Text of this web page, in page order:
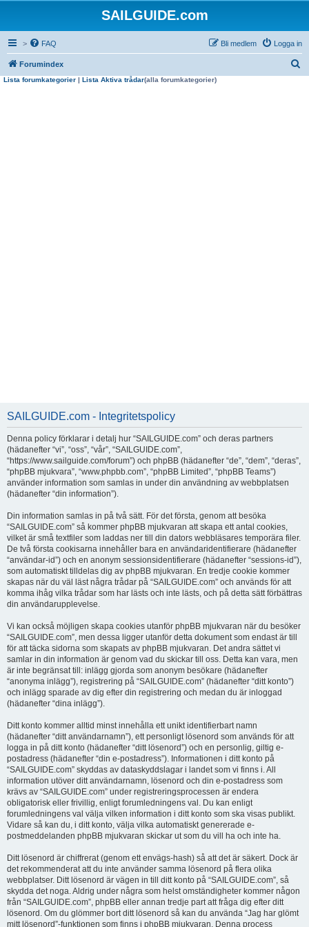
SAILGUIDE.com
> FAQ Logga in
Bli medlem
Forumindex
Lista forumkategorier | Lista Aktiva trådar(alla forumkategorier)
SAILGUIDE.com - Integritetspolicy
Denna policy förklarar i detalj hur “SAILGUIDE.com” och deras partners
(hädanefter “vi”, “oss”, “vår”, “SAILGUIDE.com”,
“https://www.sailguide.com/forum”) och phpBB (hädanefter “de”, “dem”, “deras”,
“phpBB mjukvara”, “www.phpbb.com”, “phpBB Limited”, “phpBB Teams”)
använder information som samlas in under din användning av webbplatsen
(hädanefter “din information”).
Din information samlas in på två sätt. För det första, genom att besöka
“SAILGUIDE.com” så kommer phpBB mjukvaran att skapa ett antal cookies,
vilket är små textfiler som laddas ner till din dators webbläsares temporära filer.
De två första cookisarna innehåller bara en användaridentifierare (hädanefter
“användar-id”) och en anonym sessionsidentifierare (hädanefter “sessions-id”),
som automatiskt tilldelas dig av phpBB mjukvaran. En tredje cookie kommer
skapas när du väl läst några trådar på “SAILGUIDE.com” och används för att
komma ihåg vilka trådar som har lästs och inte lästs, och på detta sätt förbättras
din användarupplevelse.
Vi kan också möjligen skapa cookies utanför phpBB mjukvaran när du besöker
“SAILGUIDE.com”, men dessa ligger utanför detta dokument som endast är till
för att täcka sidorna som skapats av phpBB mjukvaran. Det andra sättet vi
samlar in din information är genom vad du skickar till oss. Detta kan vara, men
är inte begränsat till: inlägg gjorda som anonym besökare (hädanefter
“anonyma inlägg”), registrering på “SAILGUIDE.com” (hädanefter “ditt konto”)
och inlägg sparade av dig efter din registrering och medan du är inloggad
(hädanefter “dina inlägg”).
Ditt konto kommer alltid minst innehålla ett unikt identifierbart namn
(hädanefter “ditt användarnamn”), ett personligt lösenord som används för att
logga in på ditt konto (hädanefter “ditt lösenord”) och en personlig, giltig e-
postadress (hädanefter “din e-postadress”). Informationen i ditt konto på
“SAILGUIDE.com” skyddas av dataskyddslagar i landet som vi finns i. All
information utöver ditt användarnamn, lösenord och din e-postadress som
krävs av “SAILGUIDE.com” under registreringsprocessen är endera
obligatorisk eller frivillig, enligt forumledningens val. Du kan enligt
forumledningens val välja vilken information i ditt konto som ska visas publikt.
Vidare så kan du, i ditt konto, välja vilka automatiskt genererade e-
postmeddelanden phpBB mjukvaran skickar ut som du vill ha och inte ha.
Ditt lösenord är chiffrerat (genom ett envägs-hash) så att det är säkert. Dock är
det rekommenderat att du inte använder samma lösenord på flera olika
webbplatser. Ditt lösenord är vägen in till ditt konto på “SAILGUIDE.com”, så
skydda det noga. Aldrig under några som helst omständigheter kommer någon
från “SAILGUIDE.com”, phpBB eller annan tredje part att fråga dig efter ditt
lösenord. Om du glömmer bort ditt lösenord så kan du använda “Jag har glömt
mitt lösenord”-funktionen som finns i phpBB mjukvaran. Denna process